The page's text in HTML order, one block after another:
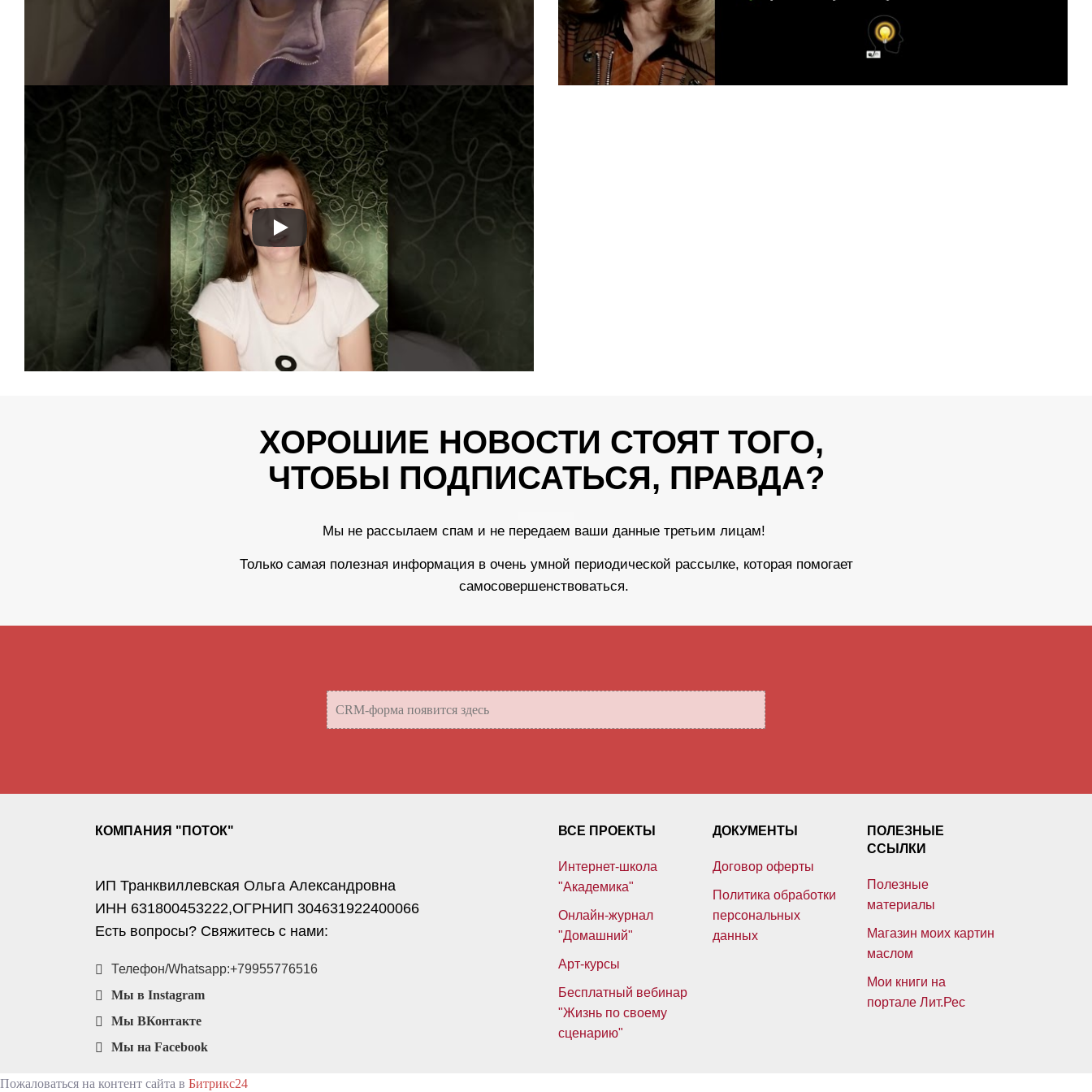
ХОРОШИЕ НОВОСТИ СТОЯТ ТОГО,
ЧТОБЫ ПОДПИСАТЬСЯ, ПРАВДА?
Мы не рассылаем спам и не передаем ваши данные третьим лицам!
Только самая полезная информация в очень умной периодической рассылке, которая помогает
самосовершенствоваться.
CRM-форма появится здесь
КОМПАНИЯ "ПОТОК"
ИП Транквиллевская Ольга Александровна
ИНН 631800453222,ОГРНИП 304631922400066
Есть вопросы? Свяжитесь с нами:
Телефон/Whatsapp:+79955776516
Мы в Instagram
Мы ВКонтакте
Мы на Facebook
ВСЕ ПРОЕКТЫ
Интернет-школа
"Академика"
Онлайн-журнал
"Домашний"
Арт-курсы
Бесплатный вебинар
"Жизнь по своему
сценарию"
ДОКУМЕНТЫ
Договор оферты
Политика обработки
персональных
данных
ПОЛЕЗНЫЕ
ССЫЛКИ
Полезные
материалы
Магазин моих картин
маслом
Мои книги на
портале Лит.Рес
Пожаловаться на контент cайта в Битрикс24